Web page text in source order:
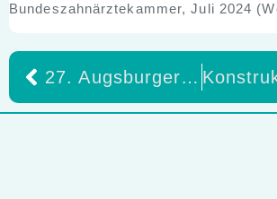
Bundeszahnärztekammer, Juli 2024
27. Augsburger Seminar für Additive Fertigung Vom Prototypen zur Serie: Die Rolle von AM in der Serienproduktion 2- Referent Manfred Goth